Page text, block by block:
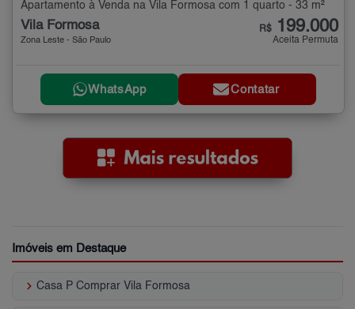
Apartamento à Venda na Vila Formosa com 1 quarto - 33 m²
Vila Formosa
Zona Leste - São Paulo
R$ 199.000
Aceita Permuta
WhatsApp Contatar
Imóveis em Destaque
keyboard_arrow_right Casa P Comprar Vila Formosa